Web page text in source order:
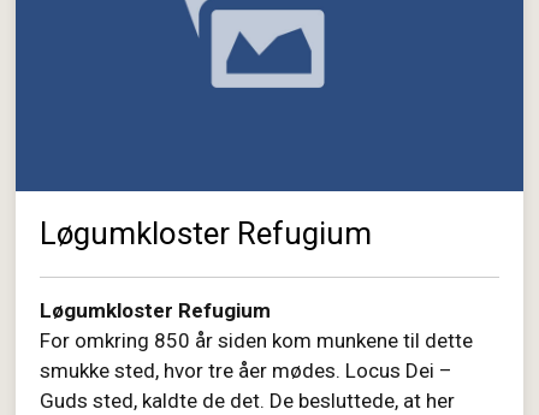
Løgumkloster Refugium
Løgumkloster Refugium
For omkring 850 år siden kom munkene til dette
smukke sted, hvor tre åer mødes. Locus Dei –
Guds sted, kaldte de det. De besluttede, at her